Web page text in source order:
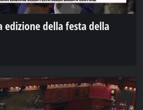
edizione della festa della